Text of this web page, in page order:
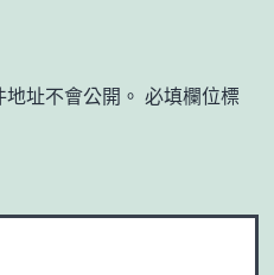
址不會公開。 必填欄位標